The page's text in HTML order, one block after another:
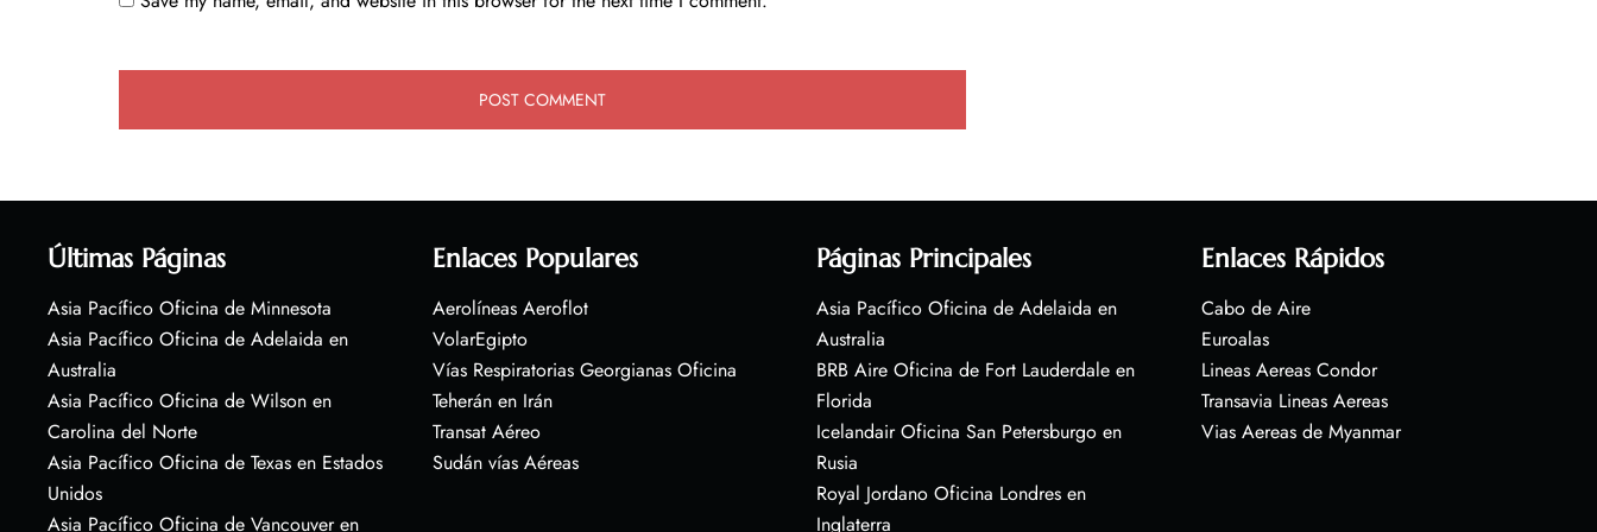
Últimas Páginas
Asia Pacífico Oficina de Minnesota
Asia Pacífico Oficina de Adelaida en
Australia
Asia Pacífico Oficina de Wilson en
Carolina del Norte
Asia Pacífico Oficina de Texas en Estados
Unidos
Asia Pacífico Oficina de Vancouver en
Enlaces Populares
Aerolíneas Aeroflot
VolarEgipto
Vías Respiratorias Georgianas Oficina
Teherán en Irán
Transat Aéreo
Sudán vías Aéreas
Páginas Principales
Asia Pacífico Oficina de Adelaida en
Australia
BRB Aire Oficina de Fort Lauderdale en
Florida
Icelandair Oficina San Petersburgo en
Rusia
Royal Jordano Oficina Londres en
Inglaterra
Enlaces Rápidos
Cabo de Aire
Euroalas
Lineas Aereas Condor
Transavia Lineas Aereas
Vias Aereas de Myanmar